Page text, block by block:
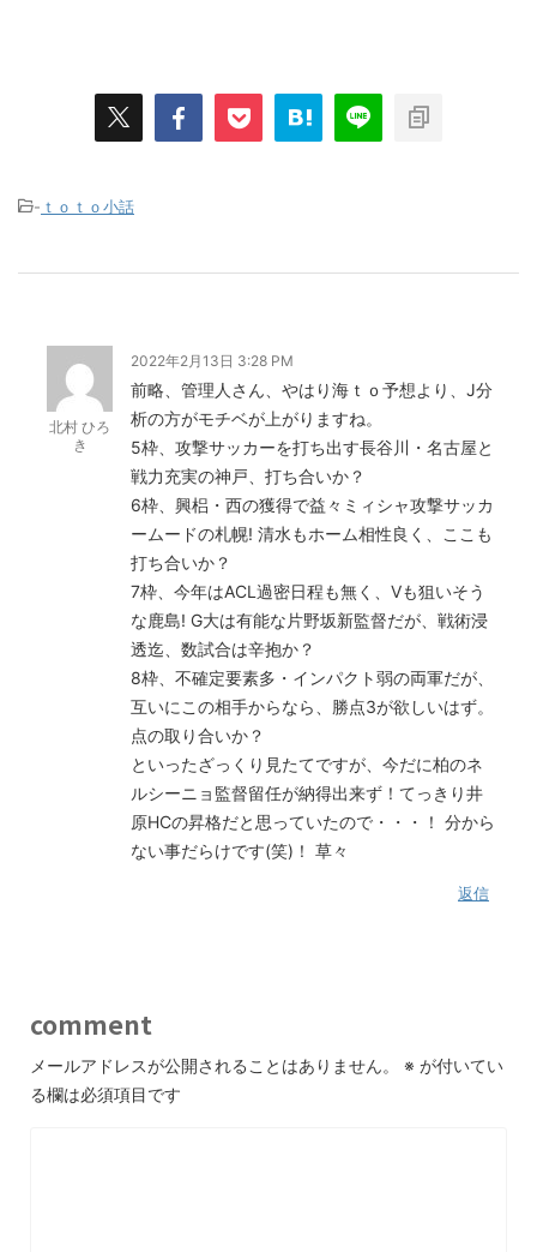
- ｔｏｔｏ小話
北村 ひろ
き
2022年2月13日 3:28 PM
前略、管理人さん、やはり海ｔｏ予想より、J分
析の方がモチベが上がりますね。
5枠、攻撃サッカーを打ち出す長谷川・名古屋と
戦力充実の神戸、打ち合いか？
6枠、興梠・西の獲得で益々ミィシャ攻撃サッカ
ームードの札幌! 清水もホーム相性良く、ここも
打ち合いか？
7枠、今年はACL過密日程も無く、Vも狙いそう
な鹿島! G大は有能な片野坂新監督だが、戦術浸
透迄、数試合は辛抱か？
8枠、不確定要素多・インパクト弱の両軍だが、
互いにこの相手からなら、勝点3が欲しいはず。
点の取り合いか？
といったざっくり見たてですが、今だに柏のネ
ルシーニョ監督留任が納得出来ず！てっきり井
原HCの昇格だと思っていたので・・・！ 分から
ない事だらけです(笑)！ 草々
返信
comment
メールアドレスが公開されることはありません。 ※ が付いてい
る欄は必須項目です